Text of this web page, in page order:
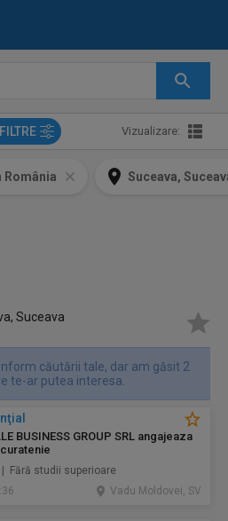
FILTRE Vizualizare:
România Suceava,
Suceava
căutării tale, dar am găsit 2
te-ar putea interesa.
BUSINESS GROUP SRL angajeaza
Fără studii superioare
Vadu Moldovei, SV